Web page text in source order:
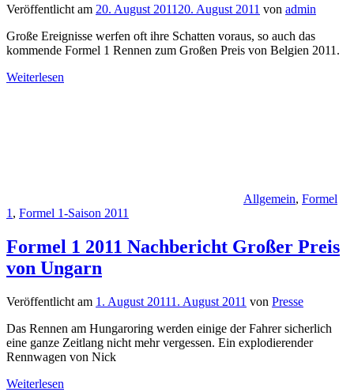
Veröffentlicht am 20. August 2011 20. August 2011 von admin
Große Ereignisse werfen oft ihre Schatten voraus, so auch das
kommende Formel 1 Rennen zum Großen Preis von Belgien 2011.
Weiterlesen
Allgemein, Formel
1 , Formel 1-Saison 2011
Formel 1 2011 Nachbericht Großer Preis
von Ungarn
Veröffentlicht am 1. August 20111. August 2011 von Presse
Das Rennen am Hungaroring werden einige der Fahrer sicherlich
eine ganze Zeitlang nicht mehr vergessen. Ein explodierender
Rennwagen von Nick
Weiterlesen